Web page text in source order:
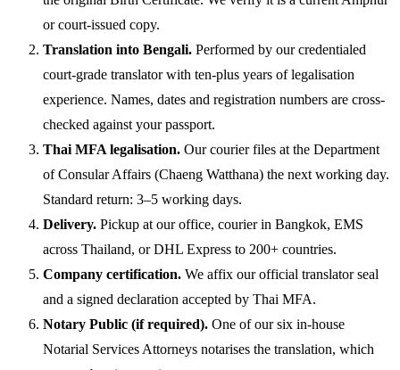
or court-issued copy.
Translation into Bengali. Performed by our credentialed
court-grade translator with ten-plus years of legalisation
experience. Names, dates and registration numbers are cross-
checked against your passport.
Thai MFA legalisation. Our courier files at the Department
of Consular Affairs (Chaeng Watthana) the next working day.
Standard return: 3–5 working days.
Delivery. Pickup at our office, courier in Bangkok, EMS
across Thailand, or DHL Express to 200+ countries.
Company certification. We affix our official translator seal
and a signed declaration accepted by Thai MFA.
Notary Public (if required). One of our six in-house
Notarial Services Attorneys notarises the translation, which